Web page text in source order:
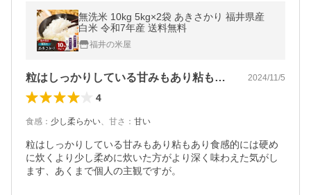
無洗米 10kg 5kg×2袋 あきさかり 福井県産
白米 令和7年産 送料無料
福井の米屋
粒はしっかりしている甘みもあり粘もあり… 2024/11/5
4
食感 ： 少し柔らかい、 甘さ ： 甘い
粒はしっかりしている甘みもあり粘もあり食感的には硬め
に炊くより少し柔めに炊いた方がより深く味わえた気がし
ます、あくまで個人の主観ですが。